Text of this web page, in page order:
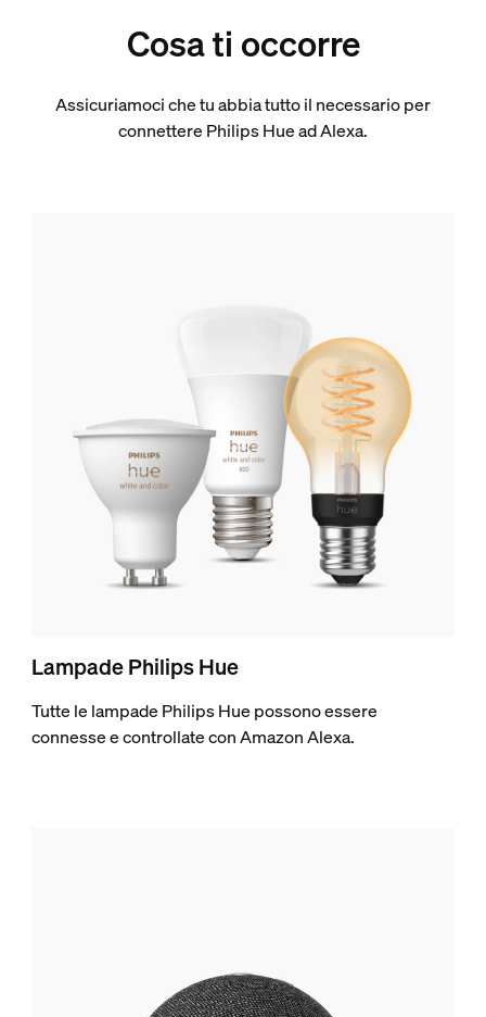
Cosa ti occorre
Assicuriamoci che tu abbia tutto il necessario per
connettere Philips Hue ad Alexa.
Lampade Philips Hue
Tutte le lampade Philips Hue possono essere
connesse e controllate con Amazon Alexa.